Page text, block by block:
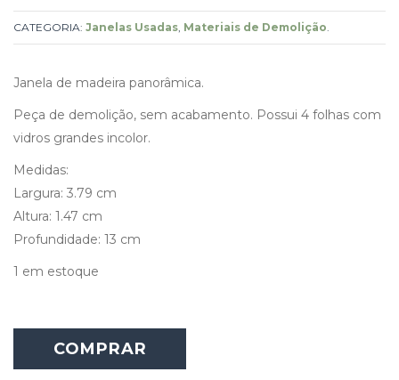
CATEGORIA: Janelas Usadas Materiais de Demolição
Janela de madeira panorâmica.
Peça de demolição, sem acabamento. Possui 4 folhas com
vidros grandes incolor.
Medidas:
Largura: 3.79 cm
Altura: 1.47 cm
Profundidade: 13 cm
1 em estoque
Madeira
Panorâmica
COMPRAR